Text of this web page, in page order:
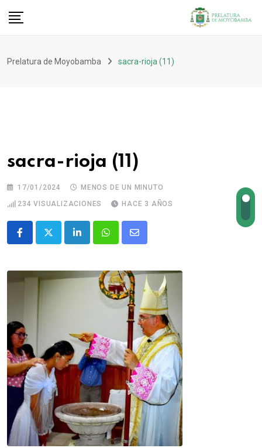
Prelatura de Moyobamba sacra-rioja (11)
sacra-rioja (11)
17/01/2024
MENOS DE UN MINUTO
234 VISUALIZACIONES HACE 3 AÑOS